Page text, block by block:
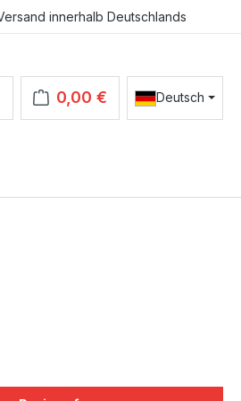
innerhalb Deutschlands
0,00 €
Warenkorb enthält 0
Deutsch